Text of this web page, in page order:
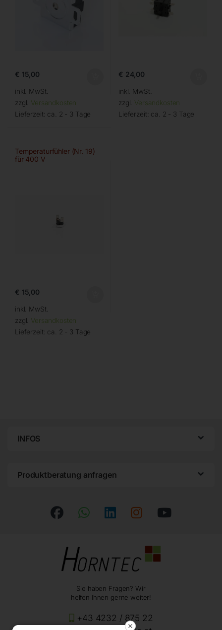
€ 15,00
inkl. MwSt.
zzgl. Versandkosten
Lieferzeit: ca. 2 - 3 Tage
€ 24,00
inkl. MwSt.
zzgl. Versandkosten
Lieferzeit: ca. 2 - 3 Tage
Temperaturfühler (Nr. 19)
für 400 V
€ 15,00
inkl. MwSt.
zzgl. Versandkosten
Lieferzeit: ca. 2 - 3 Tage
INFOS
Produktberatung anfragen
Sie haben Fragen? Wir
helfen Ihnen gerne weiter!
+43 4232 / 875 22